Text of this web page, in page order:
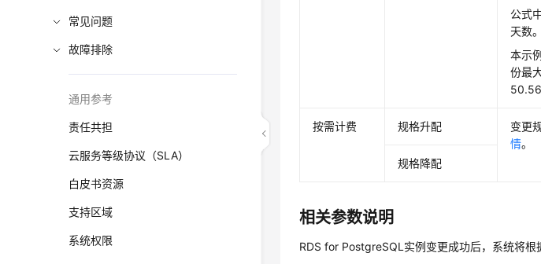
常见问题
故障排除
通用参考
责任共担
云服务等级协议（SLA）
白皮书资源
支持区域
系统权限
公式
天数。
本示
份最
按需计费 规格升配 变更
情。
规格降配
相关参数说明
RDS for PostgreSQL实例变更成功后，系统将根